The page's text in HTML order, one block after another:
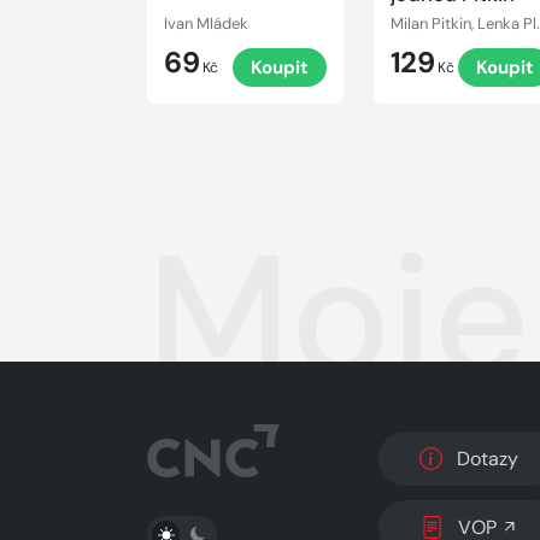
Ivan Mládek
69 Kč Koupit
Milan Pitkin,
129 Kč Koupit
PŘEPNOUT SVĚTLÝ/TMAVÝ REŽIM
Dotazy
VOP